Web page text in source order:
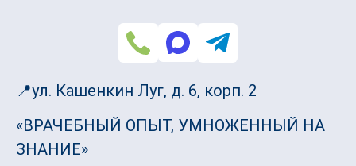
📍ул. Кашенкин Луг, д. 6, корп. 2
«ВРАЧЕБНЫЙ ОПЫТ, УМНОЖЕННЫЙ НА
ЗНАНИЕ»